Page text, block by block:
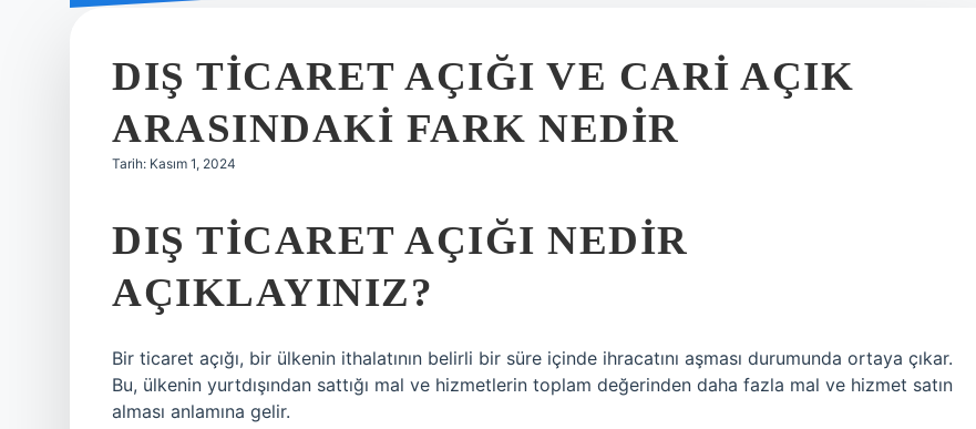
DIŞ TICARET AÇIĞI VE CARI AÇIK
ARASINDAKI FARK NEDIR
Tarih: Kasım 1, 2024
DIŞ TICARET AÇIĞI NEDIR
AÇIKLAYINIZ?
Bir ticaret açığı, bir ülkenin ithalatının belirli bir süre içinde ihracatını aşması durumunda ortaya çıkar.
Bu, ülkenin yurtdışından sattığı mal ve hizmetlerin toplam değerinden daha fazla mal ve hizmet satın
alması anlamına gelir.